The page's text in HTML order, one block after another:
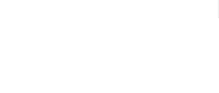
过程本身就需要相当长的时间
居民协商体反映居民意见的结